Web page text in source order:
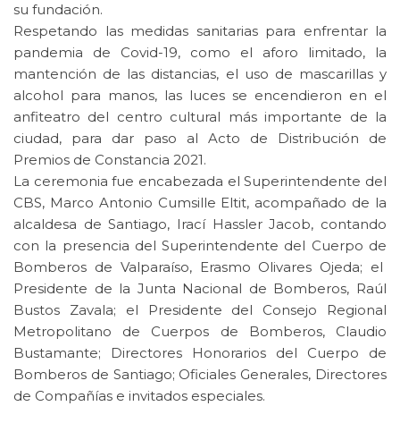
su fundación.
Respetando las medidas sanitarias para enfrentar la
pandemia de Covid-19, como el aforo limitado, la
mantención de las distancias, el uso de mascarillas y
alcohol para manos, las luces se encendieron en el
anfiteatro del centro cultural más importante de la
ciudad, para dar paso al Acto de Distribución de
Premios de Constancia 2021.
La ceremonia fue encabezada el Superintendente del
CBS, Marco Antonio Cumsille Eltit, acompañado de la
alcaldesa de Santiago, Irací Hassler Jacob, contando
con la presencia del Superintendente del Cuerpo de
Bomberos de Valparaíso, Erasmo Olivares Ojeda; el
Presidente de la Junta Nacional de Bomberos, Raúl
Bustos Zavala; el Presidente del Consejo Regional
Metropolitano de Cuerpos de Bomberos, Claudio
Bustamante; Directores Honorarios del Cuerpo de
Bomberos de Santiago; Oficiales Generales, Directores
de Compañías e invitados especiales.